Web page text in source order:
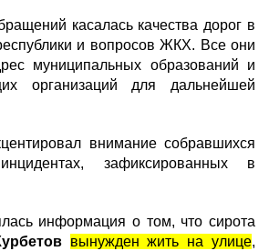
касалась качества дорог в
и вопросов ЖКХ. Все они
муниципальных образований и
организаций для дальнейшей
внимание собравшихся
зафиксированных в
информация о том, что сирота
вынужден жить на улице,